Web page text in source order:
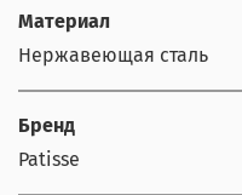
Материал
Нержавеющая сталь
Бренд
Patisse